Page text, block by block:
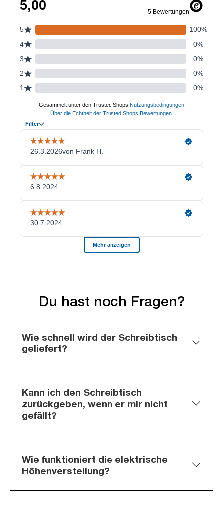
Du hast noch Fragen?
Wie schnell wird der Schreibtisch
geliefert?
Kann ich den Schreibtisch
zurückgeben, wenn er mir nicht
gefällt?
Wie funktioniert die elektrische
Höhenverstellung?